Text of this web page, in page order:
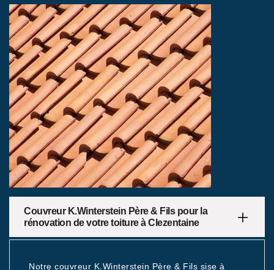
Couvreur K.Winterstein Père & Fils pour la
rénovation de votre toiture à Clezentaine
Notre couvreur K.Winterstein Père & Fils sise à